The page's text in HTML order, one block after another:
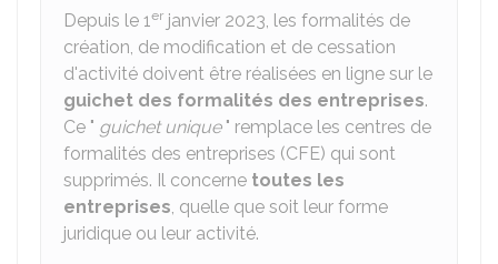
Depuis le 1er janvier 2023, les formalités de
création, de modification et de cessation
d'activité doivent être réalisées en ligne sur le
guichet des formalités des entreprises.
Ce " guichet unique" remplace les centres de
formalités des entreprises (CFE) qui sont
supprimés. Il concerne toutes les
entreprises, quelle que soit leur forme
juridique ou leur activité.